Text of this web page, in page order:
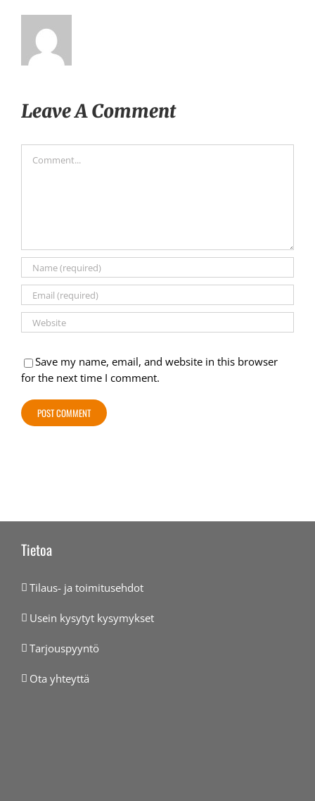
Leave A Comment
Save my name, email, and website in this browser
for the next time I comment.
Tietoa
Tilaus- ja toimitusehdot
Usein kysytyt kysymykset
Tarjouspyyntö
Ota yhteyttä